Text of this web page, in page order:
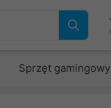
Sprzęt gamingowy